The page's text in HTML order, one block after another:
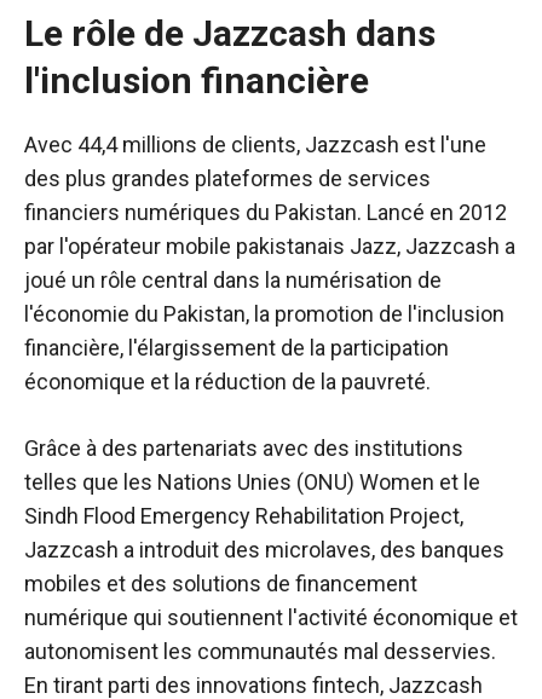
Le rôle de Jazzcash dans
l'inclusion financière
Avec 44,4 millions de clients, Jazzcash est l'une
des plus grandes plateformes de services
financiers numériques du Pakistan. Lancé en 2012
par l'opérateur mobile pakistanais Jazz, Jazzcash a
joué un rôle central dans la numérisation de
l'économie du Pakistan, la promotion de l'inclusion
financière, l'élargissement de la participation
économique et la réduction de la pauvreté.
Grâce à des partenariats avec des institutions
telles que les Nations Unies (ONU) Women et le
Sindh Flood Emergency Rehabilitation Project,
Jazzcash a introduit des microlaves, des banques
mobiles et des solutions de financement
numérique qui soutiennent l'activité économique et
autonomisent les communautés mal desservies.
En tirant parti des innovations fintech, Jazzcash